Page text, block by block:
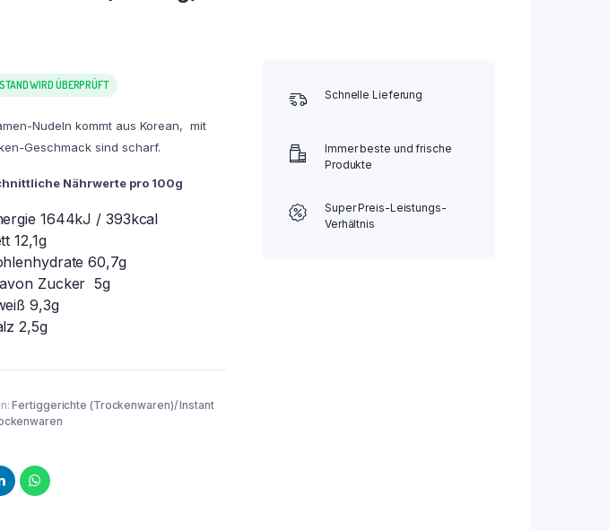
WIRD ÜBERPRÜFT
Nudeln kommt aus Korean, mit
Geschmack sind scharf.
Nährwerte pro 100g
1644kJ / 393kcal
12,1g
60,7g
Zucker 5g
9,3g
2,5g
Fertiggerichte (Trockenwaren)/ Instant
Schnelle Lieferung
Immer beste und frische
Produkte
Super Preis-Leistungs-
Verhältnis